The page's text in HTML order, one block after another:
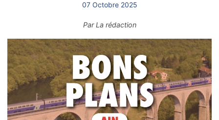
07 Octobre 2025
ParLa rédaction